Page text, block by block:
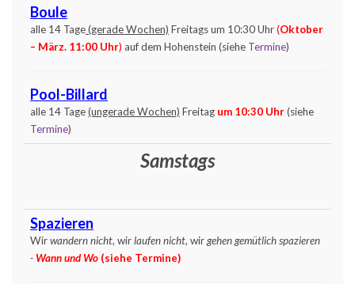
Boule
alle 14 Tage(gerade Wochen) Freitags um 10:30 Uhr(Oktober
– März. 11:00 Uhr) auf dem Hohenstein (siehe Termine)
Pool-Billard
alle 14 Tage(ungerade Wochen) Freitag um 10:30 Uhr(siehe
Termine)
Samstags
Spazieren
Wirwandern nicht, wirlaufen nicht, wirgehen gemütlich spazieren
- Wann und Wo (siehe Termine)